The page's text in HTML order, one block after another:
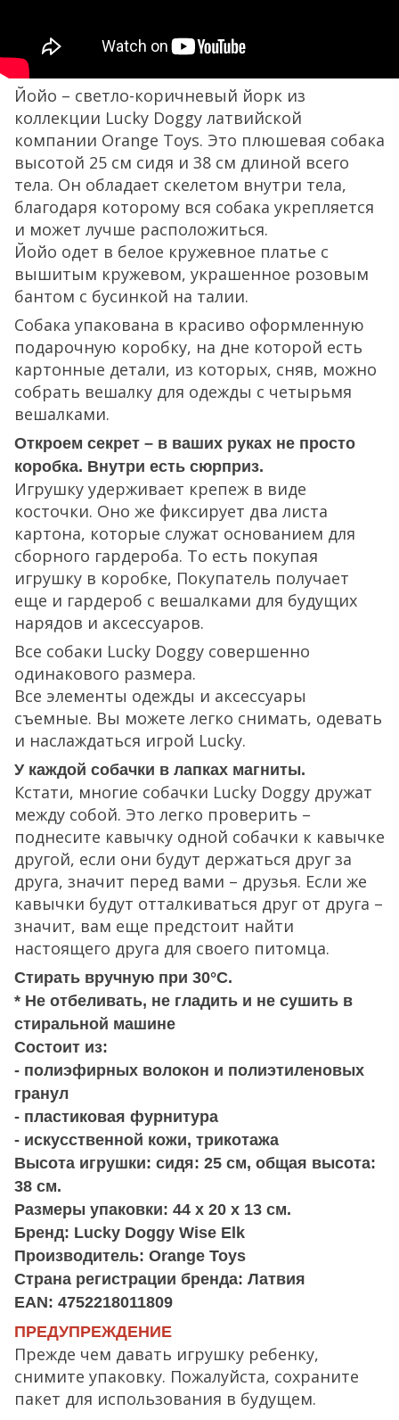
Йойо – светло-коричневый йорк из
коллекции Lucky Doggy латвийской
компании Orange Toys. Это плюшевая собака
высотой 25 см сидя и 38 см длиной всего
тела. Он обладает скелетом внутри тела,
благодаря которому вся собака укрепляется
и может лучше расположиться.
Йойо одет в белое кружевное платье с
вышитым кружевом, украшенное розовым
бантом с бусинкой на талии.
Собака упакована в красиво оформленную
подарочную коробку, на дне которой есть
картонные детали, из которых, сняв, можно
собрать вешалку для одежды с четырьмя
вешалками.
Откроем секрет – в ваших руках не просто
коробка. Внутри есть сюрприз.
Игрушку удерживает крепеж в виде
косточки. Оно же фиксирует два листа
картона, которые служат основанием для
сборного гардероба. То есть покупая
игрушку в коробке, Покупатель получает
еще и гардероб с вешалками для будущих
нарядов и аксессуаров.
Все собаки Lucky Doggy совершенно
одинакового размера.
Все элементы одежды и аксессуары
съемные. Вы можете легко снимать, одевать
и наслаждаться игрой Lucky.
У каждой собачки в лапках магниты.
Кстати, многие собачки Lucky Doggy дружат
между собой. Это легко проверить –
поднесите кавычку одной собачки к кавычке
другой, если они будут держаться друг за
друга, значит перед вами – друзья. Если же
кавычки будут отталкиваться друг от друга –
значит, вам еще предстоит найти
настоящего друга для своего питомца.
Стирать вручную при 30°C.
* Не отбеливать, не гладить и не сушить в
стиральной машине
Состоит из:
- полиэфирных волокон и полиэтиленовых
гранул
- пластиковая фурнитура
- искусственной кожи, трикотажа
Высота игрушки: сидя: 25 см, общая высота:
38 см.
Размеры упаковки: 44 х 20 х 13 см.
Бренд: Lucky Doggy Wise Elk
Производитель: Orange Toys
Страна регистрации бренда: Латвия
EAN: 4752218011809
ПРЕДУПРЕЖДЕНИЕ
Прежде чем давать игрушку ребенку,
снимите упаковку. Пожалуйста, сохраните
пакет для использования в будущем.